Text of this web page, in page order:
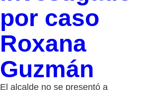
por caso
Roxana
Guzmán
El alcalde no se presentó a